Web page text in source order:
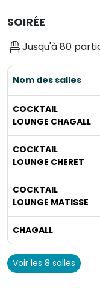
SOIRÉE
Jusqu'à 80
Nom des salles
COCKTAIL
LOUNGE CHAGALL
COCKTAIL
LOUNGE CHERET
COCKTAIL
LOUNGE MATISSE
CHAGALL
Voir les 8 salles